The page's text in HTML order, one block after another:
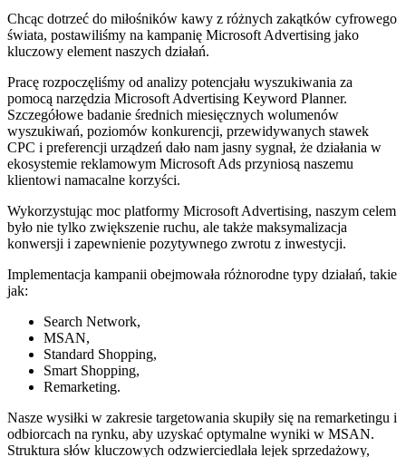
Chcąc dotrzeć do miłośników kawy z różnych zakątków cyfrowego
świata, postawiliśmy na kampanię Microsoft Advertising jako
kluczowy element naszych działań.
Pracę rozpoczęliśmy od analizy potencjału wyszukiwania za
pomocą narzędzia Microsoft Advertising Keyword Planner.
Szczegółowe badanie średnich miesięcznych wolumenów
wyszukiwań, poziomów konkurencji, przewidywanych stawek
CPC i preferencji urządzeń dało nam jasny sygnał, że działania w
ekosystemie reklamowym Microsoft Ads przyniosą naszemu
klientowi namacalne korzyści.
Wykorzystując moc platformy Microsoft Advertising, naszym celem
było nie tylko zwiększenie ruchu, ale także maksymalizacja
konwersji i zapewnienie pozytywnego zwrotu z inwestycji.
Implementacja kampanii obejmowała różnorodne typy działań, takie
jak:
Search Network,
MSAN,
Standard Shopping,
Smart Shopping,
Remarketing.
Nasze wysiłki w zakresie targetowania skupiły się na remarketingu i
odbiorcach na rynku, aby uzyskać optymalne wyniki w MSAN.
Struktura słów kluczowych odzwierciedlała lejek sprzedażowy,